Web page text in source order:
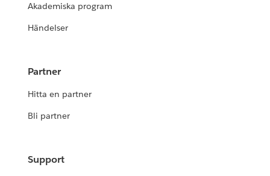
Akademiska program
Händelser
Partner
Hitta en partner
Bli partner
Support